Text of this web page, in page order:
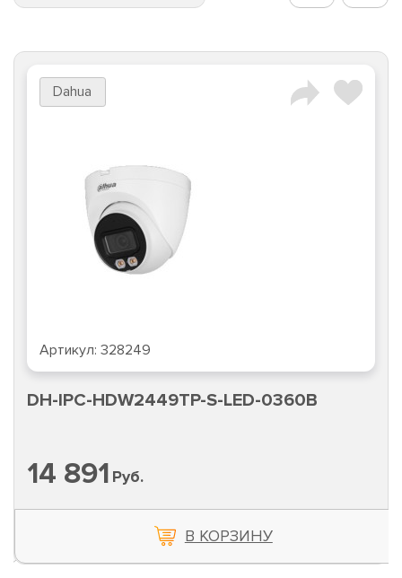
Dahua
Артикул: 328249
DH-IPC-HDW2449TP-S-LED-0360B
14 891 Руб.
В КОРЗИНУ